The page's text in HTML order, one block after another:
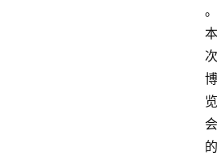
。
本
次
博
览
会
的